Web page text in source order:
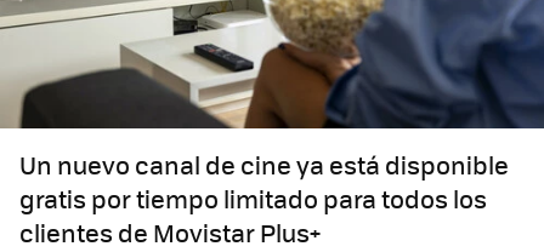
Un nuevo canal de cine ya está disponible
gratis por tiempo limitado para todos los
clientes de Movistar Plus+